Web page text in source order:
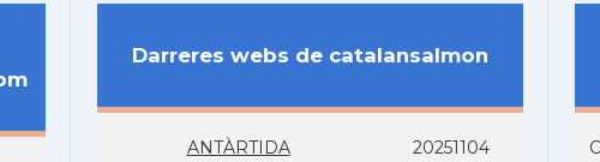
Darreres webs de catalansalmon
ANTÀRTIDA 20251104